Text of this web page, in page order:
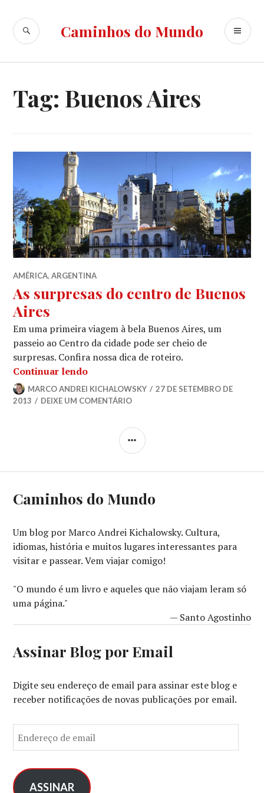
para
conteúdo
Caminhos do Mundo
BUSCA
Tag: Buenos Aires
AMÉRICA,ARGENTINA
As surpresas do centro de Buenos
Aires
Em uma primeira viagem à bela Buenos Aires, um
passeio ao Centro da cidade pode ser cheio de
surpresas. Confira nossa dica de roteiro.
Continuar lendoAs surpresas do centro de Buenos
MARCO ANDREI KICHALOWSKY
27 DE SETEMBRO DE
2013
DEIXE UM COMENTÁRIO
LATERAL
Caminhos do Mundo
Um blog por Marco Andrei Kichalowsky. Cultura,
idiomas, história e muitos lugares interessantes para
visitar e passear. Vem viajar comigo!
"O mundo é um livro e aqueles que não viajam leram só
uma página."
— Santo Agostinho
Assinar Blog por Email
Digite seu endereço de email para assinar este blog e
receber notificações de novas publicações por email.
n
e
r
ASSINAR